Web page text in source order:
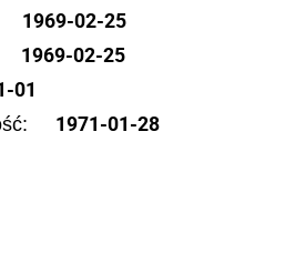
1969-02-25
1969-02-25
01
1971-01-28